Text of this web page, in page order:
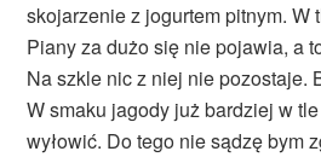
skojarzenie z jogurtem pitnym. W
Piany za dużo się nie pojawia, a
Na szkle nic z niej nie pozostaje.
W smaku jagody już bardziej w
wyłowić. Do tego nie sądzę bym